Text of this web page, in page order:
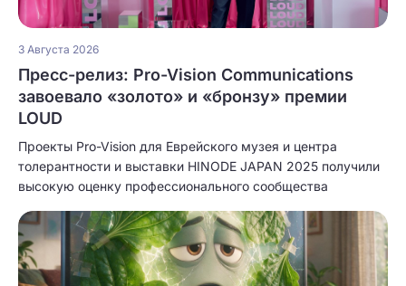
3 Августа 2026
Пресс-релиз: Pro-Vision Communications
завоевало «золото» и «бронзу» премии
LOUD
Проекты Pro-Vision для Еврейского музея и центра
толерантности и выставки HINODE JAPAN 2025 получили
высокую оценку профессионального сообщества